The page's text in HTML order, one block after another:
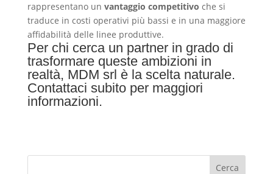
rappresentano un vantaggio competitivo che si
traduce in costi operativi più bassi e in una maggiore
affidabilità delle linee produttive.
Per chi cerca un partner in grado di
trasformare queste ambizioni in
realtà, MDM srl è la scelta naturale.
Contattaci subitoper maggiori
informazioni.
Cerca